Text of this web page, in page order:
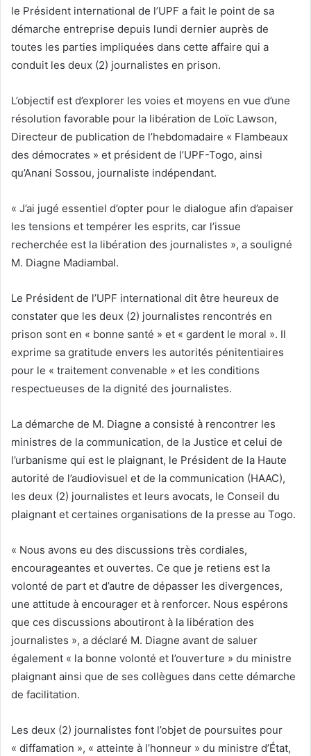
le Président international de l’UPF a fait le point de sa
démarche entreprise depuis lundi dernier auprès de
toutes les parties impliquées dans cette affaire qui a
conduit les deux (2) journalistes en prison.
L’objectif est d’explorer les voies et moyens en vue d’une
résolution favorable pour la libération de Loïc Lawson,
Directeur de publication de l’hebdomadaire « Flambeaux
des démocrates » et président de l’UPF-Togo, ainsi
qu’Anani Sossou, journaliste indépendant.
« J’ai jugé essentiel d’opter pour le dialogue afin d’apaiser
les tensions et tempérer les esprits, car l’issue
recherchée est la libération des journalistes », a souligné
M. Diagne Madiambal.
Le Président de l’UPF international dit être heureux de
constater que les deux (2) journalistes rencontrés en
prison sont en « bonne santé » et « gardent le moral ». Il
exprime sa gratitude envers les autorités pénitentiaires
pour le « traitement convenable » et les conditions
respectueuses de la dignité des journalistes.
La démarche de M. Diagne a consisté à rencontrer les
ministres de la communication, de la Justice et celui de
l’urbanisme qui est le plaignant, le Président de la Haute
autorité de l’audiovisuel et de la communication (HAAC),
les deux (2) journalistes et leurs avocats, le Conseil du
plaignant et certaines organisations de la presse au Togo.
« Nous avons eu des discussions très cordiales,
encourageantes et ouvertes. Ce que je retiens est la
volonté de part et d’autre de dépasser les divergences,
une attitude à encourager et à renforcer. Nous espérons
que ces discussions aboutiront à la libération des
journalistes », a déclaré M. Diagne avant de saluer
également « la bonne volonté et l’ouverture » du ministre
plaignant ainsi que de ses collègues dans cette démarche
de facilitation.
Les deux (2) journalistes font l’objet de poursuites pour
« diffamation », « atteinte à l’honneur » du ministre d’État,